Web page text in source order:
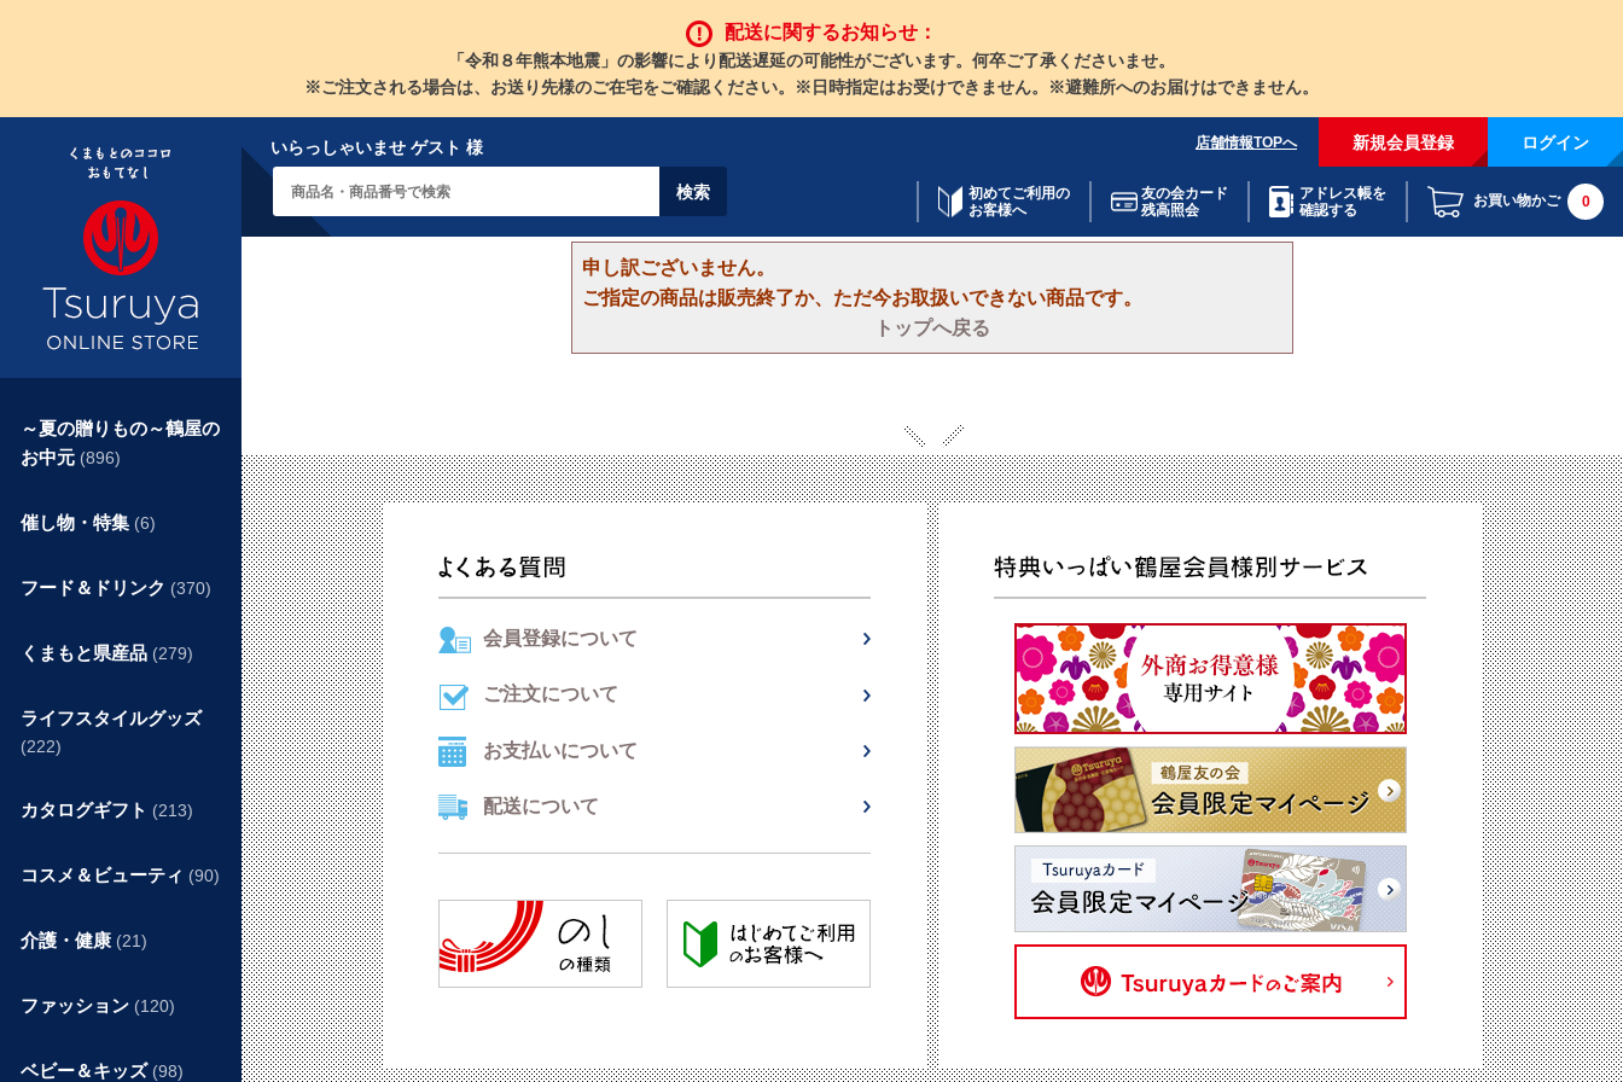
配送に関するお知らせ：
「令和８年熊本地震」の影響により配送遅延の可能性がございます。何卒ご了承くださいませ。
※ご注文される場合は、お送り先様のご在宅をご確認ください。※日時指定はお受けできません。※避難所へのお届けはできません。
いらっしゃいませ ゲスト 様 店舗情報TOPへ 新規会員登録 ログイン
初めてご利用の
お客様へ
友の会カード
残高照会
アドレス帳を
確認する
お買い物かご 0
申し訳ございません。
ご指定の商品は販売終了か、ただ今お取扱いできない商品です。
トップへ戻る
～夏の贈りもの～鶴屋の
お中元 (896)
催し物・特集 (6)
フード＆ドリンク (370)
くまもと県産品 (279)
ライフスタイルグッズ
(222)
カタログギフト (213)
コスメ＆ビューティ (90)
介護・健康 (21)
ファッション (120)
ベビー＆キッズ (98)
会員登録について
ご注文について
お支払いについて
配送について